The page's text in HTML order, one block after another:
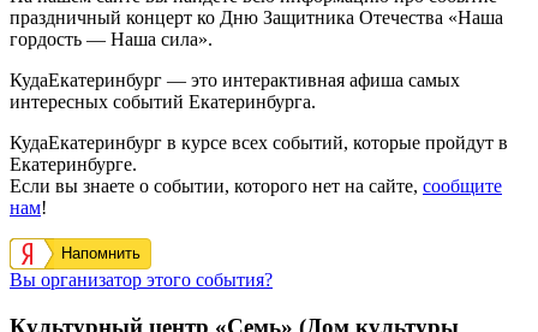
праздничный концерт ко Дню Защитника Отечества «Наша
гордость — Наша сила».
КудаЕкатеринбург — это интерактивная афиша самых
интересных событий Екатеринбурга.
КудаЕкатеринбург в курсе всех событий, которые пройдут в
Екатеринбурге.
Если вы знаете о событии, которого нет на сайте, сообщите
нам!
Напомнить
Вы организатор этого события?
Культурный центр «Семь» (Дом культуры